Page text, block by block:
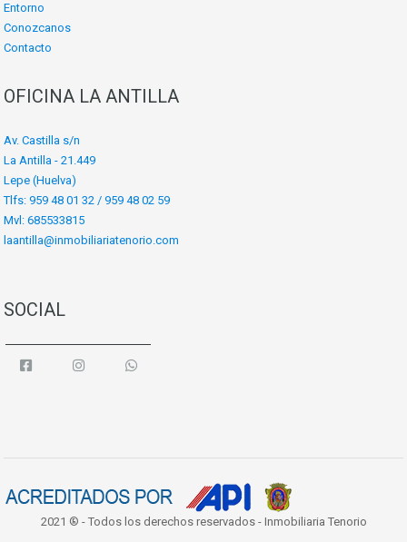
Entorno
Conozcanos
Contacto
OFICINA LA ANTILLA
Av. Castilla s/n
La Antilla - 21.449
Lepe (Huelva)
Tlfs: 959 48 01 32 / 959 48 02 59
Mvl: 685533815
laantilla@inmobiliariatenorio.com
SOCIAL
2021 ® - Todos los derechos reservados - Inmobiliaria Tenorio